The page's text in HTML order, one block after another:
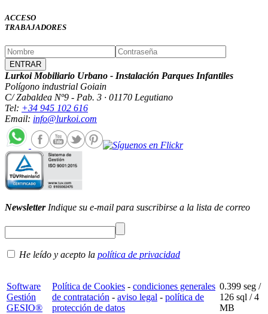
ACCESO
TRABAJADORES
Lurkoi Mobiliario Urbano - Instalación Parques Infantiles
Polígono industrial Goiain
C/ Zabaldea Nº9 - Pab. 3 · 01170 Legutiano
Tel: +34 945 102 616
Email: info@lurkoi.com
NewsletterIndique su e-mail para suscribirse a la lista de correo
He leído y acepto la política de privacidad
Software
Gestión
GESIO®
Política de Cookies - condiciones generales
de contratación - aviso legal - política de
protección de datos
0.399 seg /
126 sql / 4
MB